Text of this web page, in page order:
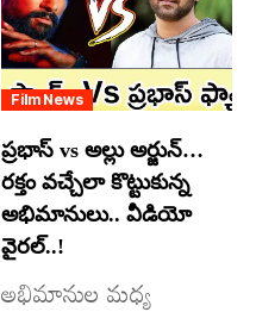
Film News
ప్రభాస్ vs అల్లు అర్జున్…
రక్తం వచ్చేలా కొట్టుకున్న
అభిమానులు.. వీడియో
వైరల్..!
అభిమానుల మధ్య